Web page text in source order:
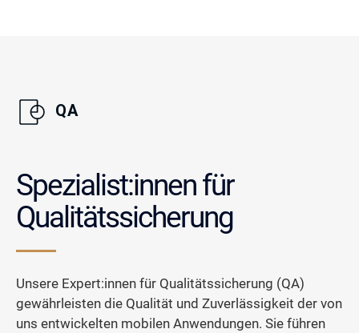
QA
Spezialist:innen für
Qualitätssicherung
Unsere Expert:innen für Qualitätssicherung (QA)
gewährleisten die Qualität und Zuverlässigkeit der von
uns entwickelten mobilen Anwendungen. Sie führen